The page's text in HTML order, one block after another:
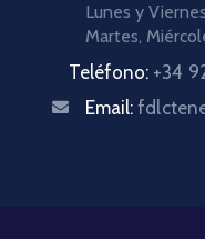
Lunes y
Martes,
Teléfono: +34
Email: